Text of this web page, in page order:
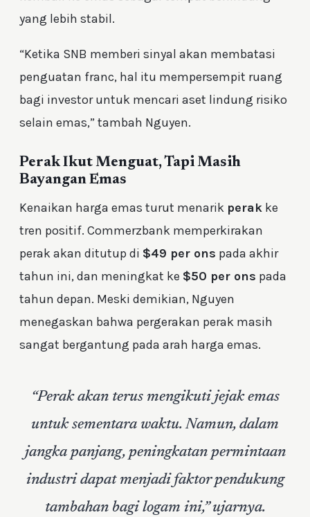
yang lebih stabil.
“Ketika SNB memberi sinyal akan membatasi
penguatan franc, hal itu mempersempit ruang
bagi investor untuk mencari aset lindung risiko
selain emas,” tambah Nguyen.
Perak Ikut Menguat, Tapi Masih
Bayangan Emas
Kenaikan harga emas turut menarik perak ke
tren positif. Commerzbank memperkirakan
perak akan ditutup di $49 per ons pada akhir
tahun ini, dan meningkat ke $50 per ons pada
tahun depan. Meski demikian, Nguyen
menegaskan bahwa pergerakan perak masih
sangat bergantung pada arah harga emas.
“Perak akan terus mengikuti jejak emas
untuk sementara waktu. Namun, dalam
jangka panjang, peningkatan permintaan
industri dapat menjadi faktor pendukung
tambahan bagi logam ini,” ujarnya.